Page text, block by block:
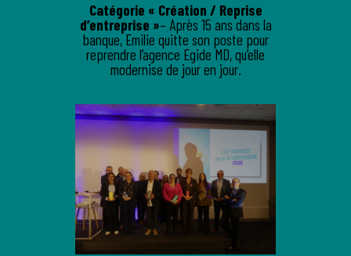
Catégorie « Création / Reprise
d’entreprise »– Après 15 ans dans la
banque, Emilie quitte son poste pour
reprendre l’agence Egide MD, qu’elle
modernise de jour en jour.